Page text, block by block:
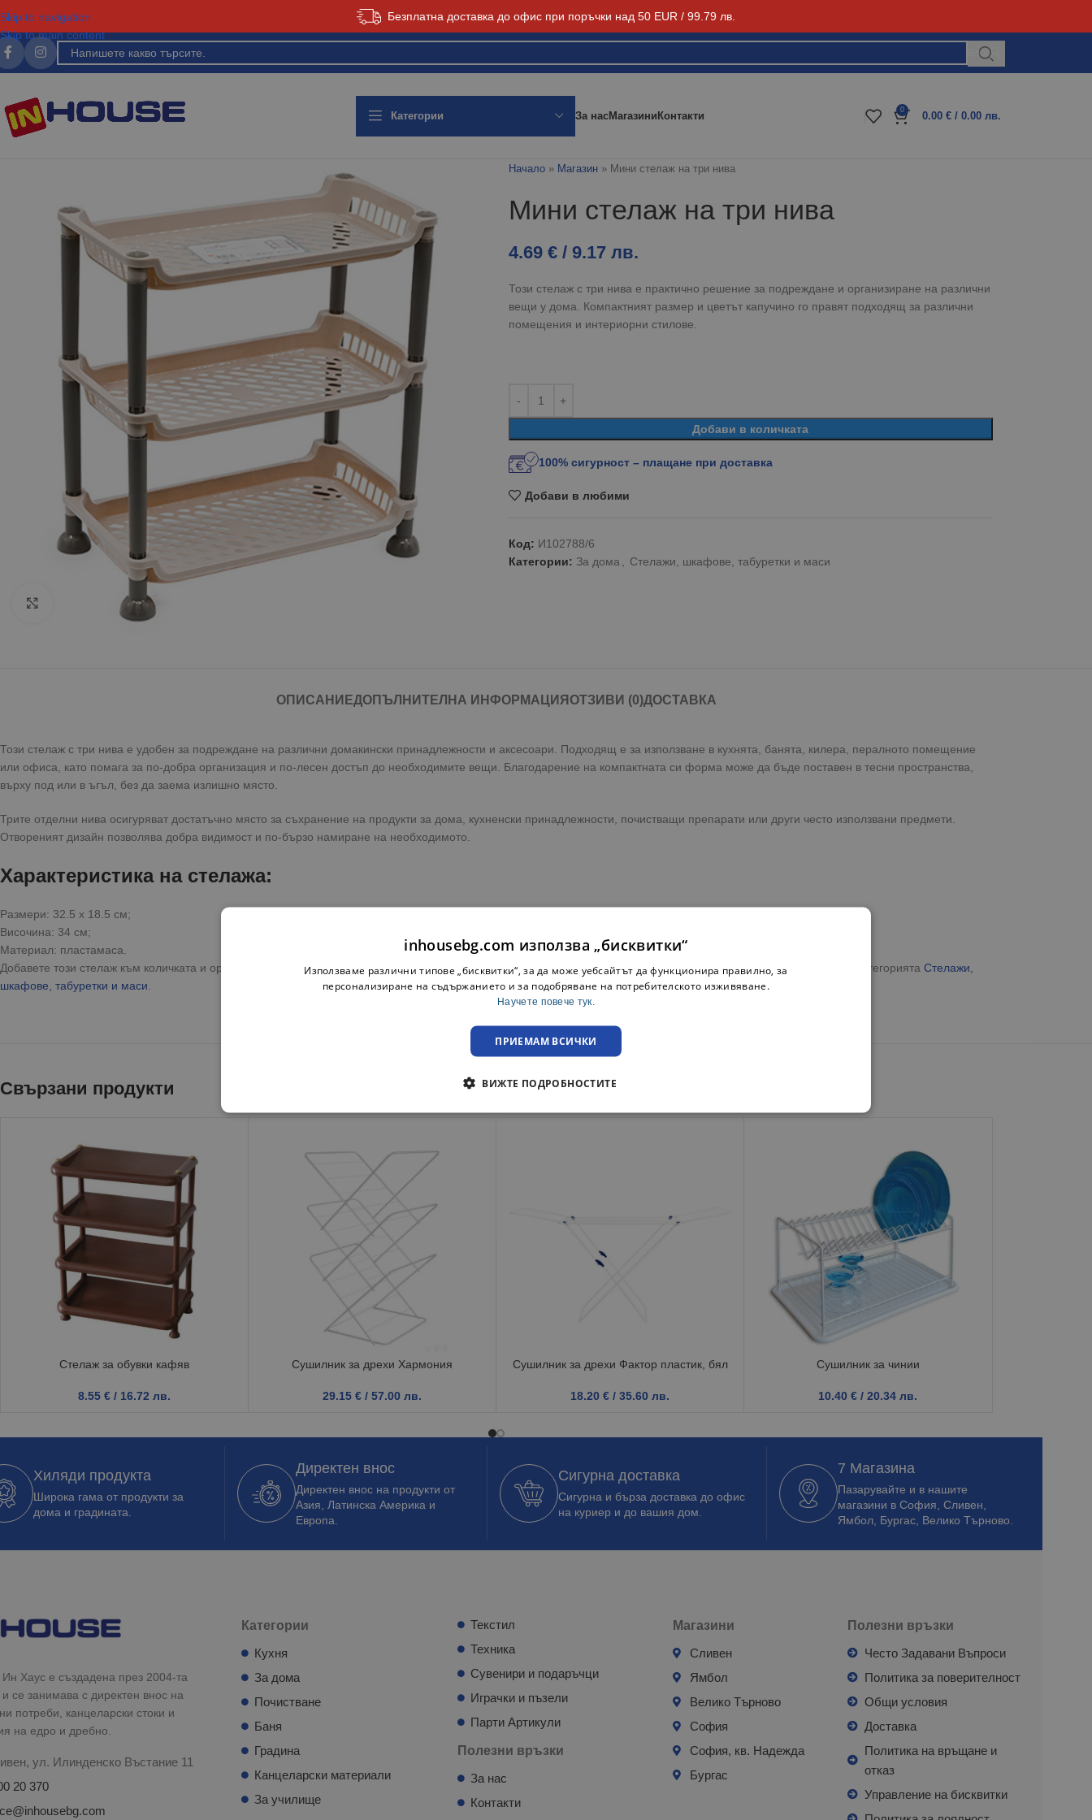
Безплатна доставка до офис при поръчки над 50 EUR / 99.79 лв.
Skip to navigation
Skip to main content
Блог
Категории За насМагазиниКонтакти 0
0.00 € / 0.00 лв.
Click to enlarge
Начало» Магазин» Мини стелаж на три нива
Мини стелаж на три нива
4.69 € / 9.17 лв.
Този стелаж с три нива е практично решение за подреждане и организиране на различни
вещи у дома. Компактният размер и цветът капучино го правят подходящ за различни
помещения и интериорни стилове.
Добави в количката
100% сигурност – плащане при доставка
Добави в любими
Код: И102788/6
Категории: За дома Стелажи, шкафове, табуретки и маси
ОПИСАНИЕДОПЪЛНИТЕЛНА ИНФОРМАЦИЯ ОТЗИВИ (0)ДОСТАВКА
Този стелаж с три нива е удобен за подреждане на различни домакински принадлежности и аксесоари. Подходящ е за използване в кухнята, банята, килера, пералното помещение
или офиса, като помага за по-добра организация и по-лесен достъп до необходимите вещи. Благодарение на компактната си форма може да бъде поставен в тесни пространства,
върху под или в ъгъл, без да заема излишно място.
Трите отделни нива осигуряват достатъчно място за съхранение на продукти за дома, кухненски принадлежности, почистващи препарати или други често използвани предмети.
Отвореният дизайн позволява добра видимост и по-бързо намиране на необходимото.
Характеристика на стелажа:
Размери: 32.5 х 18.5 см;
Височина: 34 см;
Материал: пластамаса.
Добавете този стелаж към количката и организирайте по-удобно пространството у дома. Разгледайте още практични решения за съхранение и организация в категорията Стелажи,
шкафове, табуретки и маси
Свързани продукти
Стелаж за обувки кафяв
8.55 € / 16.72 лв.
Сушилник за дрехи Хармония
29.15 € / 57.00 лв.
Сушилник за дрехи Фактор пластик, бял
18.20 € / 35.60 лв.
Сушилник за чинии
10.40 € / 20.34 лв.
Хиляди продукта
Широка гама от продукти за
дома и градината.
Директен внос
Директен внос на продукти от
Азия, Латинска Америка и
Европа.
Сигурна доставка
Сигурна и бърза доставка до офис
на куриер и до вашия дом.
7 Магазина
Пазарувайте и в нашите
магазини в София, Сливен,
Ямбол, Бургас, Велико Търново.
Хаус е създадена през 2004-та
и се занимава с директен внос на
потреби, канцеларски стоки и
на едро и дребно.
ул. Илинденско Въстание 11
20 370
Категории
Кухня
За дома
Почистване
Баня
Градина
Канцеларски материали
За училище
Текстил
Техника
Сувенири и подаръчци
Играчки и пъзели
Парти Артикули
Полезни връзки
За нас
Контакти
Магазини
Сливен
Ямбол
Велико Търново
София
София, кв. Надежда
Бургас
Полезни връзки
Често Задавани Въпроси
Политика за поверителност
Общи условия
Доставка
Политика на връщане и
отказ
Управление на бисквитки
inhousebg.com използва „бисквитки“
Използваме различни типове „бисквитки“, за да може уебсайтът да функционира правилно, за
персонализиране на съдържанието и за подобряване на потребителското изживяване.
Научете повече тук.
ПРИЕМАМ ВСИЧКИ
ВИЖТЕ ПОДРОБНОСТИТЕ